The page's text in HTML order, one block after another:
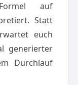
auf
Statt
euch
generierter
Durchlauf